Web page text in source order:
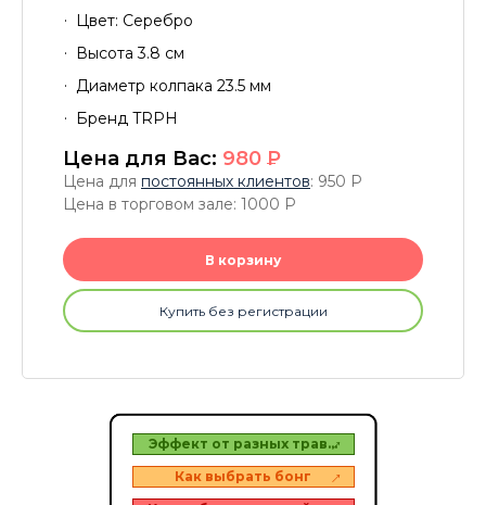
Цвет: Серебро
Высота 3.8 см
Диаметр колпака 23.5 мм
Бренд TRPH
Цена для Вас: 980 P
Цена для постоянных клиентов: 950 P
Цена в торговом зале: 1000 P
В корзину
Купить без регистрации
Эффект от разных трав…
Как выбрать бонг